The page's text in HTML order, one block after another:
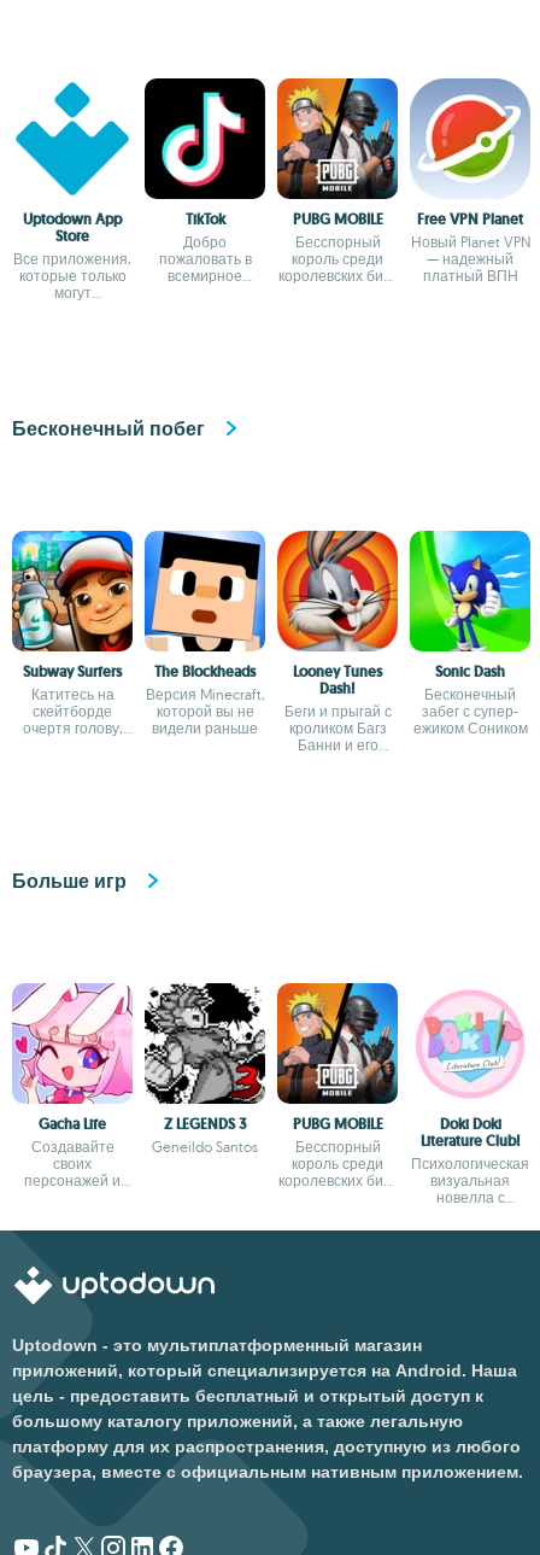
Uptodown App
Store
Все приложения,
которые только
могут
TikTok
Добро
пожаловать в
всемирное
PUBG MOBILE
Бесспорный
король среди
королевских битв
Free VPN Planet
Новый Planet VPN
— надежный
платный ВПН
Бесконечный побег
Subway Surfers
Катитесь на
скейтборде
очертя голову,
The Blockheads
Версия Minecraft,
которой вы не
видели раньше
Looney Tunes
Dash!
Беги и прыгай с
кроликом Багз
Банни и его
Sonic Dash
Бесконечный
забег с супер-
ежиком Соником
Больше игр
Gacha Life
Создавайте
своих
персонажей и
приключений
Z LEGENDS 3
Geneildo Santos
PUBG MOBILE
Бесспорный
король среди
королевских битв
Doki Doki
Literature Club!
Психологическая
визуальная
новелла с
поворотами
Uptodown - это мультиплатформенный магазин
приложений, который специализируется на Android. Наша
цель - предоставить бесплатный и открытый доступ к
большому каталогу приложений, а также легальную
платформу для их распространения, доступную из любого
браузера, вместе с официальным нативным приложением.